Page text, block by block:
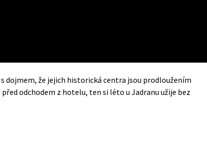
dojmem, že jejich historická centra jsou prodloužením
odchodem z hotelu, ten si léto u Jadranu užije bez